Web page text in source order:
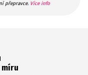
přepravce. Více info